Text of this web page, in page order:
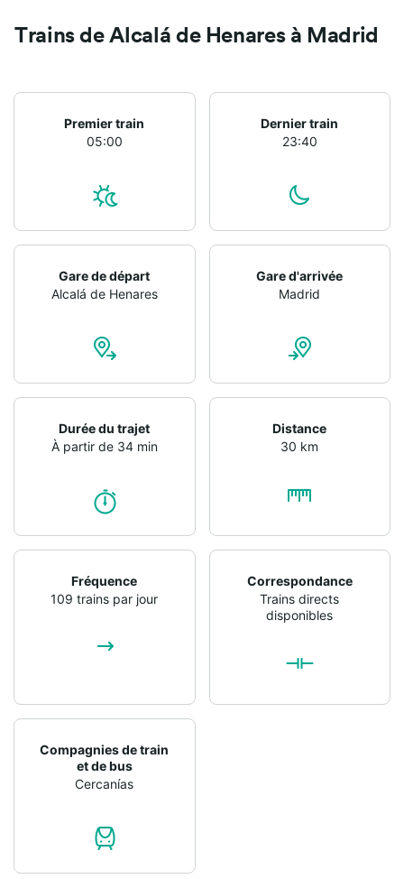
Trains de Alcalá de Henares à Madrid
Premier train
05:00
Dernier train
23:40
Gare de départ
Alcalá de Henares
Gare d'arrivée
Madrid
Durée du trajet
À partir de 34 min
Distance
30 km
Fréquence
109 trains par jour
Correspondance
Trains directs
disponibles
Compagnies de train
et de bus
Cercanías